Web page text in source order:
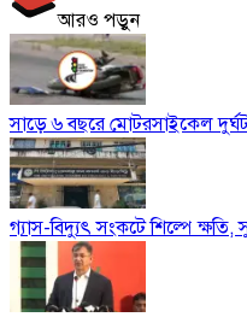
আরও পড়ুন
সাড়ে ৬ বছরে মোটরসাইকেল
গ্যাস-বিদ্যুৎ সংকটে শিল্পে ক্ষতি,